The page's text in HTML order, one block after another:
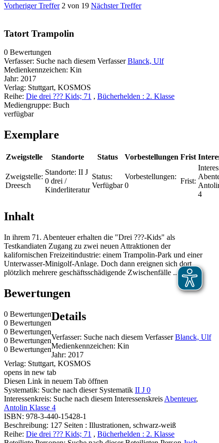
Vorheriger Treffer 2 von 19 Nächster Treffer
Tatort Trampolin
0 Bewertungen
Verfasser: Suche nach diesem Verfasser Blanck, Ulf
Medienkennzeichen: Kin
Jahr: 2017
Verlag: Stuttgart, KOSMOS
Reihe: Die drei ??? Kids; 71 , Bücherhelden : 2. Klasse
Mediengruppe: Buch
verfügbar
Exemplare
Zweigstelle Standorte Status Vorbestellungen Frist
Zweigstelle:
Dreesch
Standorte: II J
0 drei /
Kinderliteratur
Status:
Verfügbar
Vorbestellungen:
0
Frist:
4
Inhalt
In ihrem 71. Abenteuer erhalten die "Drei ???-Kids" als
Testkandiaten Zugang zu zwei neuen Attraktionen der
kalifornischen Freizeitindustrie: einem Trampolin-Park und einer
Unterwasser-Minigolf-Anlage. Doch dann ereignen sich dort
plötzlich mehrere geschäftsschädigende Zwischenfälle ... Ab 9.
Bewertungen
0 Bewertungen
0 Bewertungen
0 Bewertungen
0 Bewertungen
0 Bewertungen
Details
Verfasser: Suche nach diesem Verfasser Blanck, Ulf
Medienkennzeichen: Kin
Jahr: 2017
Verlag: Stuttgart, KOSMOS
opens in new tab
Diesen Link in neuem Tab öffnen
Systematik: Suche nach dieser Systematik II J 0
Interessenkreis: Suche nach diesem Interessenskreis Abenteuer,
Antolin Klasse 4
ISBN: 978-3-440-15428-1
Beschreibung: 127 Seiten : Illustrationen, schwarz-weiß
Reihe: Die drei ??? Kids; 71 , Bücherhelden : 2. Klasse